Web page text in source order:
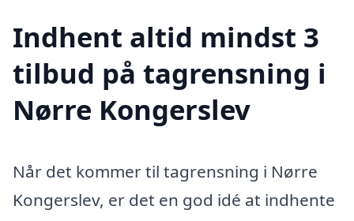
Indhent altid mindst 3
tilbud på tagrensning i
Nørre Kongerslev
Når det kommer til tagrensning i Nørre
Kongerslev, er det en god idé at indhente